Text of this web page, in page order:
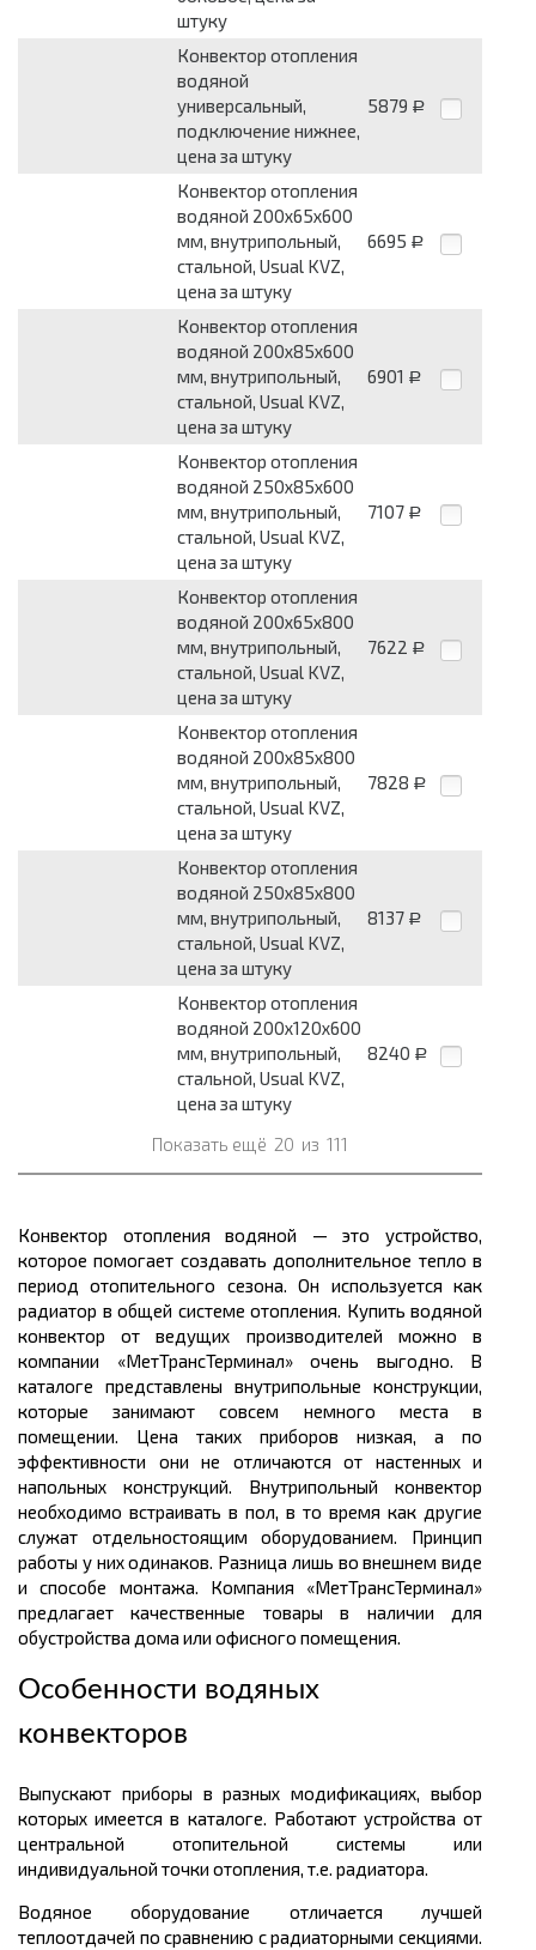
штуку
Конвектор отопления
водяной
универсальный,
подключение нижнее,
цена за штуку
5879 Р
Конвектор отопления
водяной 200х65х600
мм, внутрипольный,
стальной, Usual KVZ,
цена за штуку
6695 Р
Конвектор отопления
водяной 200х85х600
мм, внутрипольный,
стальной, Usual KVZ,
цена за штуку
6901 Р
Конвектор отопления
водяной 250х85х600
мм, внутрипольный,
стальной, Usual KVZ,
цена за штуку
7107 Р
Конвектор отопления
водяной 200х65х800
мм, внутрипольный,
стальной, Usual KVZ,
цена за штуку
7622 Р
Конвектор отопления
водяной 200х85х800
мм, внутрипольный,
стальной, Usual KVZ,
цена за штуку
7828 Р
Конвектор отопления
водяной 250х85х800
мм, внутрипольный,
стальной, Usual KVZ,
цена за штуку
8137 Р
Конвектор отопления
водяной 200х120х600
мм, внутрипольный,
стальной, Usual KVZ,
цена за штуку
8240 Р
Показать ещё 20 из 111
Конвектор отопления водяной — это устройство,
которое помогает создавать дополнительное тепло в
период отопительного сезона. Он используется как
радиатор в общей системе отопления. Купить водяной
конвектор от ведущих производителей можно в
компании «МетТрансТерминал» очень выгодно. В
каталоге представлены внутрипольные конструкции,
которые занимают совсем немного места в
помещении. Цена таких приборов низкая, а по
эффективности они не отличаются от настенных и
напольных конструкций. Внутрипольный конвектор
необходимо встраивать в пол, в то время как другие
служат отдельностоящим оборудованием. Принцип
работы у них одинаков. Разница лишь во внешнем виде
и способе монтажа. Компания «МетТрансТерминал»
предлагает качественные товары в наличии для
обустройства дома или офисного помещения.
Особенности водяных
конвекторов
Выпускают приборы в разных модификациях, выбор
которых имеется в каталоге. Работают устройства от
центральной отопительной системы или
индивидуальной точки отопления, т.е. радиатора.
Водяное оборудование отличается лучшей
теплоотдачей по сравнению с радиаторными секциями.